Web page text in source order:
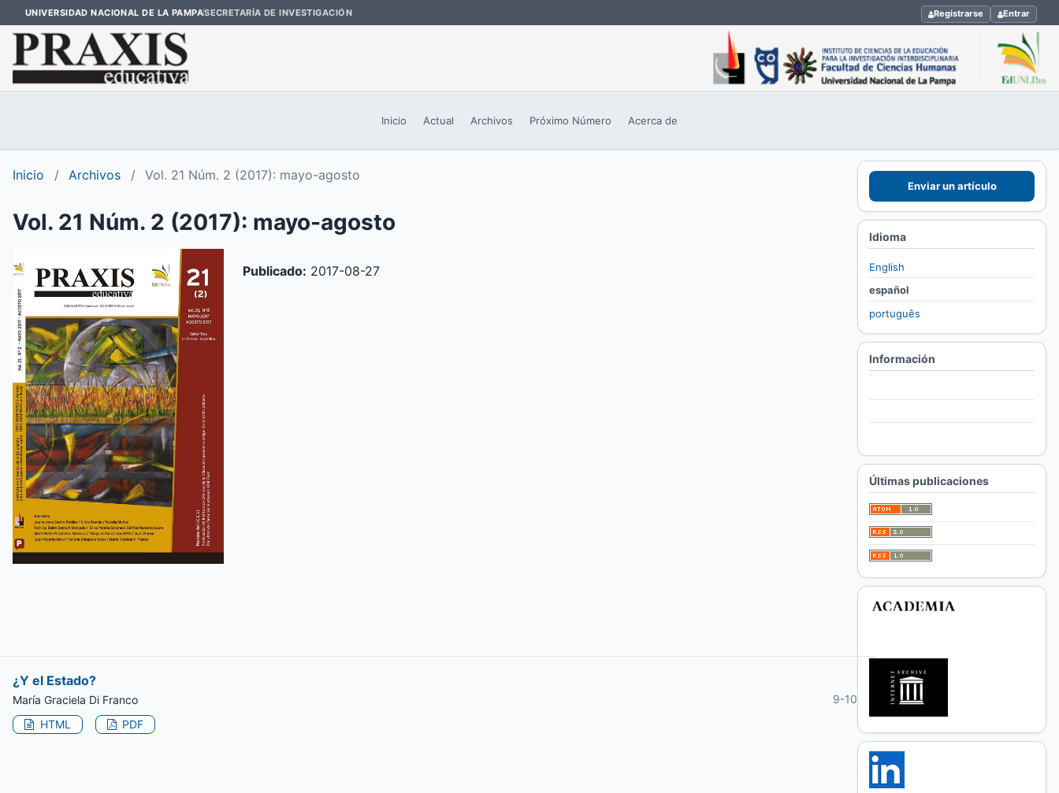
UNIVERSIDAD NACIONAL DE LA PAMPASECRETARÍA DE INVESTIGACIÓN Registrarse Entrar
Inicio Actual Archivos Próximo Número Acerca de
Inicio / Archivos / Vol. 21 Núm. 2 (2017): mayo-agosto
Vol. 21 Núm. 2 (2017): mayo-agosto
Publicado: 2017-08-27
¿Y el Estado?
María Graciela Di Franco
9-10
HTML
PDF
Enviar un artículo
Idioma
English
español
português
Información
Últimas publicaciones